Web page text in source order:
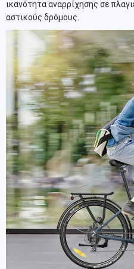
ικανότητα αναρρίχησης σε
αστικούς δρόμους.